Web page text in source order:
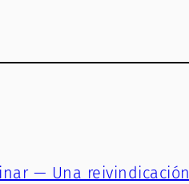
— Una reivindicación